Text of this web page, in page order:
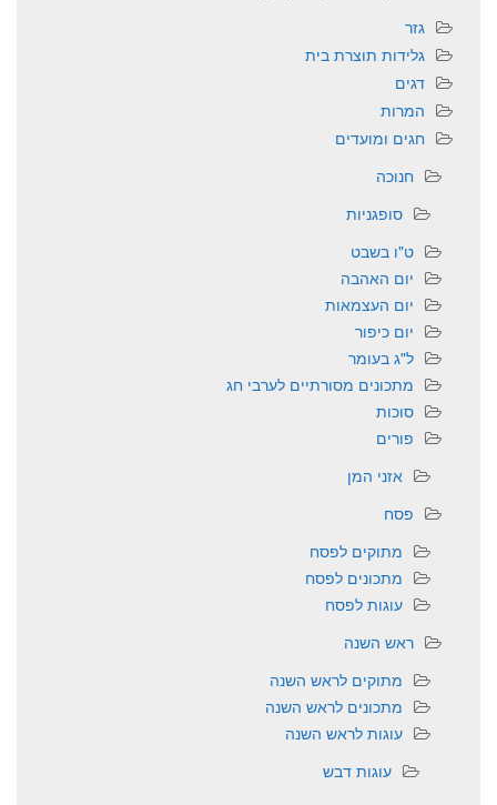
גזר
גלידות תוצרת בית
דגים
המרות
חגים ומועדים
חנוכה
סופגניות
ט"ו בשבט
יום האהבה
יום העצמאות
יום כיפור
ל"ג בעומר
מתכונים מסורתיים לערבי חג
סוכות
פורים
אזני המן
פסח
מתוקים לפסח
מתכונים לפסח
עוגות לפסח
ראש השנה
מתוקים לראש השנה
מתכונים לראש השנה
עוגות לראש השנה
עוגות דבש